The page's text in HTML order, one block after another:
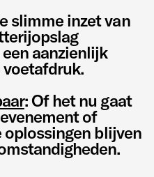
slimme inzet van
aanzienlijk
: Of het nu gaat
of
blijven